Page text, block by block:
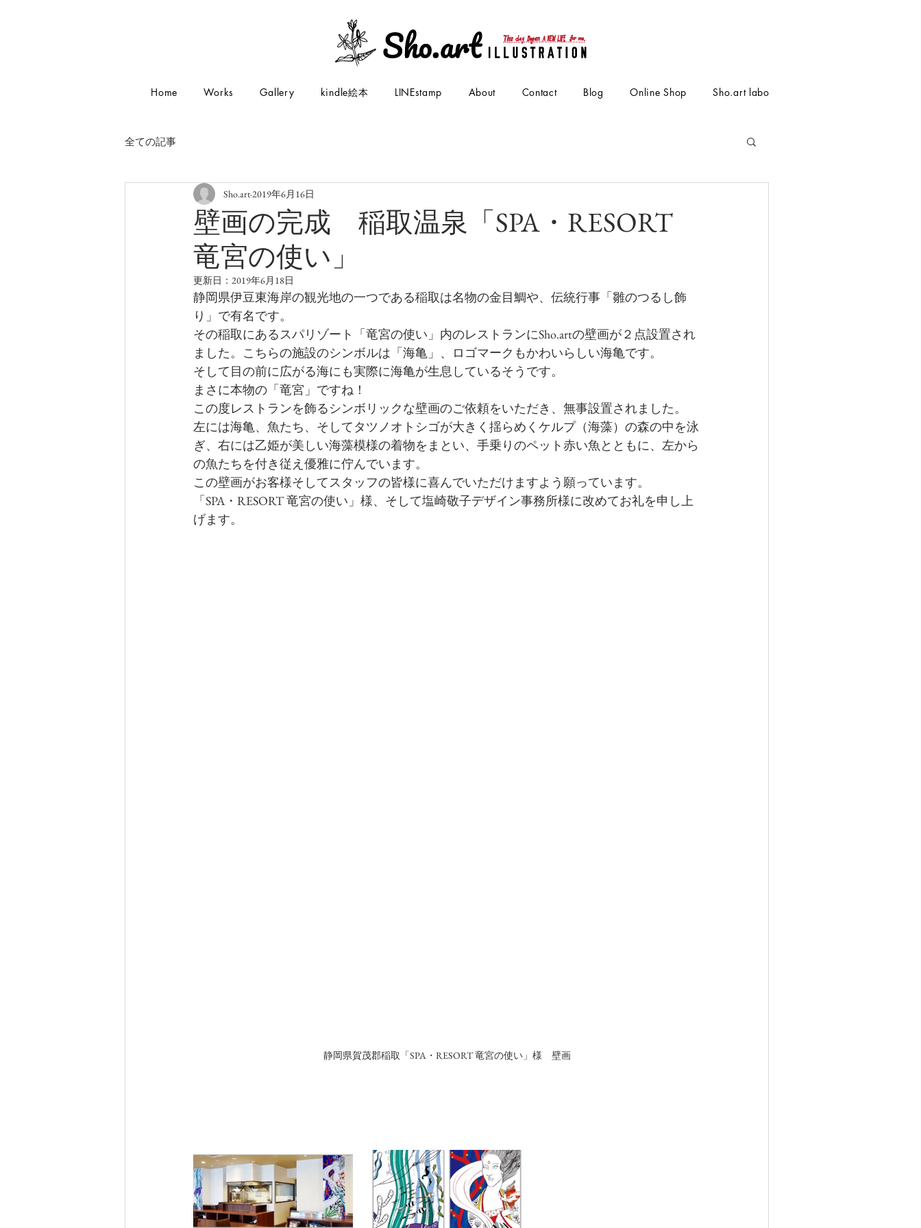
Home Works Gallery kindle絵本 LINEstamp About Contact Blog Online Shop Sho.art labo
全ての記事
壁画の完成 稲取温泉「SPA・RESORT
竜宮の使い」
Sho.art 2019年6月16日
更新日： 2019年6月18日
静岡県伊豆東海岸の観光地の一つである稲取は名物の金目鯛や、伝統行事「雛のつるし飾
り」で有名です。
その稲取にあるスパリゾート「竜宮の使い」内のレストランにSho.artの壁画が２点設置され
ました。こちらの施設のシンボルは「海亀」、ロゴマークもかわいらしい海亀です。
そして目の前に広がる海にも実際に海亀が生息しているそうです。
まさに本物の「竜宮」ですね！
この度レストランを飾るシンボリックな壁画のご依頼をいただき、無事設置されました。
左には海亀、魚たち、そしてタツノオトシゴが大きく揺らめくケルプ（海藻）の森の中を泳
ぎ、右には乙姫が美しい海藻模様の着物をまとい、手乗りのペット赤い魚とともに、左から
の魚たちを付き従え優雅に佇んでいます。
この壁画がお客様そしてスタッフの皆様に喜んでいただけますよう願っています。
「SPA・RESORT 竜宮の使い」様、そして塩崎敬子デザイン事務所様に改めてお礼を申し上
げます。
静岡県賀茂郡稲取「SPA・RESORT 竜宮の使い」様　壁画